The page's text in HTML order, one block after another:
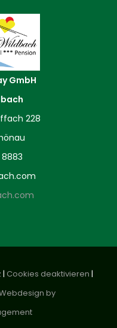
GmbH
228
| Cookies deaktivieren |
by